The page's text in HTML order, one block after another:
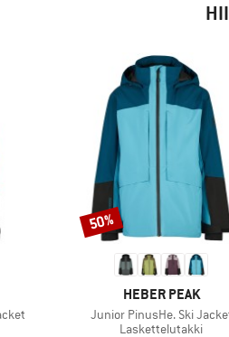
MERKKI
HEBER PEAK
Tuote
Junior PinusHe. Ski
Tuoteryhmä
Laskettelutakki
Alennus
50%